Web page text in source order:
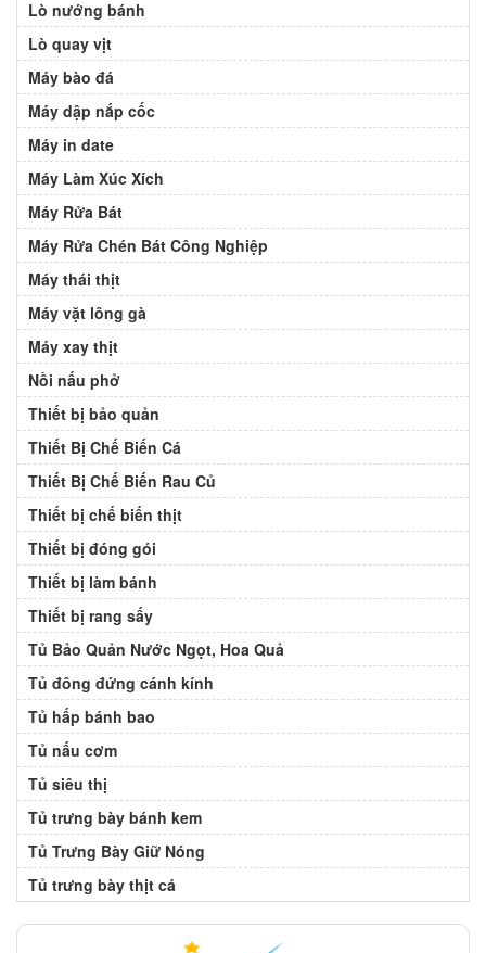
Lò nướng bánh
Lò quay vịt
Máy bào đá
Máy dập nắp cốc
Máy in date
Máy Làm Xúc Xích
Máy Rửa Bát
Máy Rửa Chén Bát Công Nghiệp
Máy thái thịt
Máy vặt lông gà
Máy xay thịt
Nồi nấu phở
Thiết bị bảo quản
Thiết Bị Chế Biến Cá
Thiết Bị Chế Biến Rau Củ
Thiết bị chế biến thịt
Thiết bị đóng gói
Thiết bị làm bánh
Thiết bị rang sấy
Tủ Bảo Quản Nước Ngọt, Hoa Quả
Tủ đông đứng cánh kính
Tủ hấp bánh bao
Tủ nấu cơm
Tủ siêu thị
Tủ trưng bày bánh kem
Tủ Trưng Bày Giữ Nóng
Tủ trưng bày thịt cá